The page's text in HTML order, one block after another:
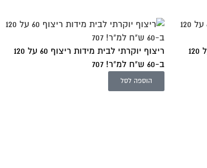
ריצוף יוקרתי לבית מידות ריצוף 60 על 120
ריצוף יוקרתי לבית מידות ריצוף 60 על 120
ב-60 ש"ח למ"ר! 707
הוספה לסל